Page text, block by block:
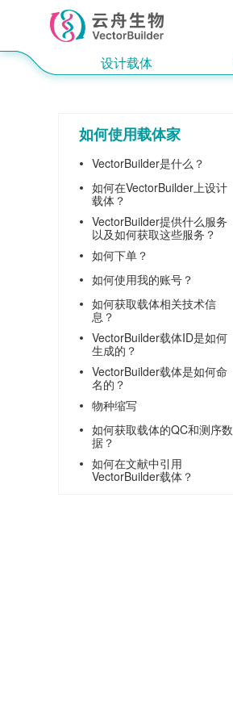
设计载体
如何使用载体家
VectorBuilder是什么？
如何在VectorBuilder上设计
载体？
VectorBuilder提供什么服务
以及如何获取这些服务？
如何下单？
如何使用我的账号？
如何获取载体相关技术信
息？
VectorBuilder载体ID是如何
生成的？
VectorBuilder载体是如何命
名的？
物种缩写
如何获取载体的QC和测序数
据？
如何在文献中引用
VectorBuilder载体？